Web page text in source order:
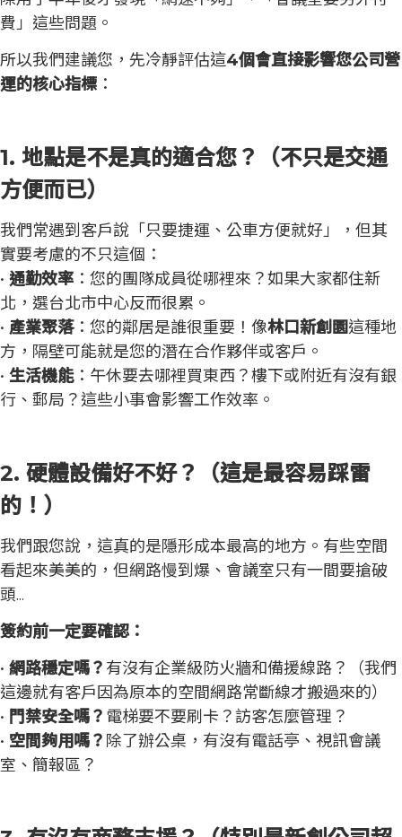
費」這些問題。
所以我們建議您，先冷靜評估這4個會直接影響您公司營
運的核心指標 ：
1. 地點是不是真的適合您？（不只是交通
方便而已）
我們常遇到客戶說「只要捷運、公車方便就好」，但其
實要考慮的不只這個：
• 通勤效率 ：您的團隊成員從哪裡來？如果大家都住新
北，選台北市中心反而很累。
• 產業聚落：您的鄰居是誰很重要！像林口新創園這種地
方，隔壁可能就是您的潛在合作夥伴或客戶。
• 生活機能：午休要去哪裡買東西？樓下或附近有沒有銀
行、郵局？這些小事會影響工作效率。
2. 硬體設備好不好？（這是最容易踩雷
的！）
我們跟您說，這真的是隱形成本最高的地方。有些空間
看起來美美的，但網路慢到爆、會議室只有一間要搶破
頭...
簽約前一定要確認：
• 網路穩定嗎？ 有沒有企業級防火牆和備援線路？（我們
這邊就有客戶因為原本的空間網路常斷線才搬過來的）
• 門禁安全嗎？ 電梯要不要刷卡？訪客怎麼管理？
• 空間夠用嗎？ 除了辦公桌，有沒有電話亭、視訊會議
室、簡報區？